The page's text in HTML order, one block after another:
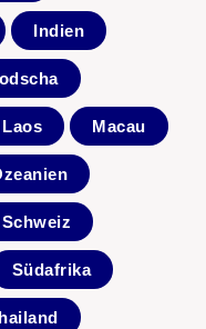
Indien
Laos Macau
Schweiz
Südafrika